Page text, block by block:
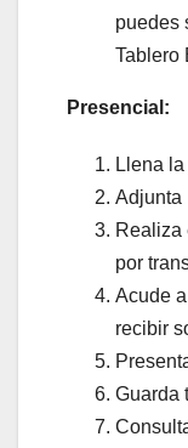
puedes
Tablero
Presencial:
Llena
Adjunta
Realiza
por
Acude
recibir
Guarda